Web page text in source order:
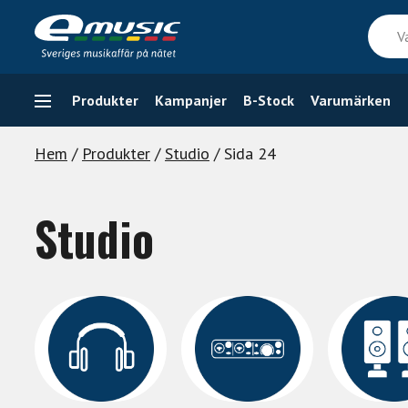
content
Vad
söker
du
efter?
Produkter Kampanjer B-Stock Varumärken
Hem / Produkter /Studio / Sida 24
Studio